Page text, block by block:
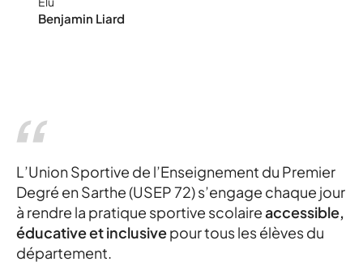
Enseignant à Moncé
en Belin
Benjamin Liard
L’Union Sportive de l’Enseignement du Premier
Degré en Sarthe (USEP 72) s’engage chaque jour
à rendre la pratique sportive scolaireaccessible,
éducative et inclusivepour tous les élèves du
département.